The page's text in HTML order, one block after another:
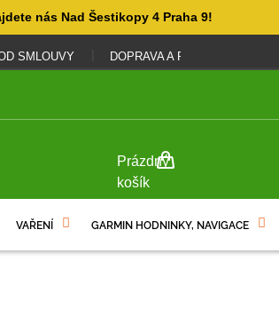
nás Nad Šestikopy 4 Praha 9!
SMLOUVY DOPRAVA A PLATBA
NÁKUPNÍ
KOŠÍK
Prázdný
košík
VAŘENÍ GARMIN HODNINKY, NAVIGACE